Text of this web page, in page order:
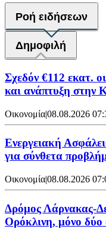
Ροή ειδήσεων
Δημοφιλή
Σχεδόν €112 εκατ.
και ανάπτυξη στην
Οικονομία|08.08.2026
Ενεργειακή
για σύνθετα
Οικονομία|08.08.2026
Δρόμος Λάρνακας-
Ορόκλινη, μόνο